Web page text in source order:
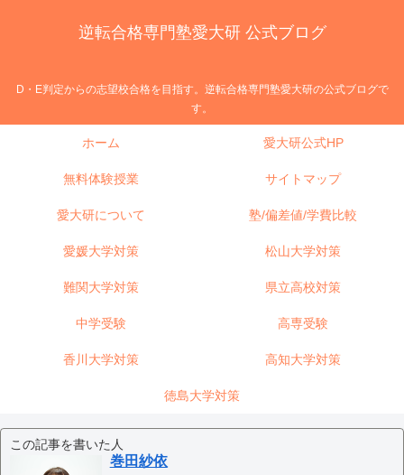
逆転合格専門塾愛大研 公式ブログ
D・E判定からの志望校合格を目指す。逆転合格専門塾愛大研の公式ブログで
す。
ホーム 愛大研公式HP
無料体験授業 サイトマップ
愛大研について 塾/偏差値/学費比較
愛媛大学対策 松山大学対策
難関大学対策 県立高校対策
中学受験 高専受験
香川大学対策 高知大学対策
徳島大学対策
この記事を書いた人
巻田紗依